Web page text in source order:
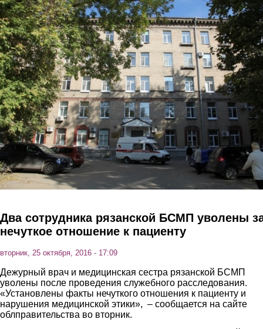
Перейти к основному содержанию
Два сотрудника рязанской БСМП уволены
нечуткое отношение к пациенту
вторник, 25 октября, 2016 - 17:09
Дежурный врач и медицинская сестра рязанской БСМП
уволены после проведения служебного расследования.
«Установлены факты нечуткого отношения к пациенту и
нарушения медицинской этики», – сообщается на сайте
облправительства во вторник.